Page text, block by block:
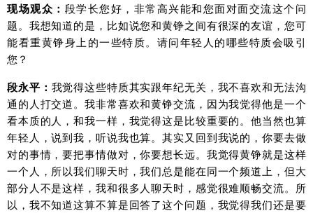
现场观众： 段学长您好，非常高兴能和您面对面交流这个问
题。我想知道的是，比如说您和黄铮之间有很深的友谊，您可
能看重黄铮身上的一些特质。请问年轻人的哪些特质会吸引
您？
段永平： 我觉得这些特质其实跟年纪无关，我不喜欢和无法沟
通的人打交道。我非常喜欢和黄铮交流，因为我觉得他是一个
看本质的人，和我一样，我觉得这是比较重要的。他当然也算
年轻人，说到我，听说我也算。其实又回到我说的，你要去做
对的事情，要把事情做对，你要想长远。我觉得黄铮就是这样
一个人，所以我们聊天时，我们总是能在同一个频道上，但大
部分人不是这样，我和很多人聊天时，感觉很难顺畅交流。所
以，我不知道这算不算是回答了这个问题，我觉得我们还是要